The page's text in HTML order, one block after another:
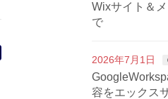
Wixサイト＆
で
2026年7月1日
容をエックス